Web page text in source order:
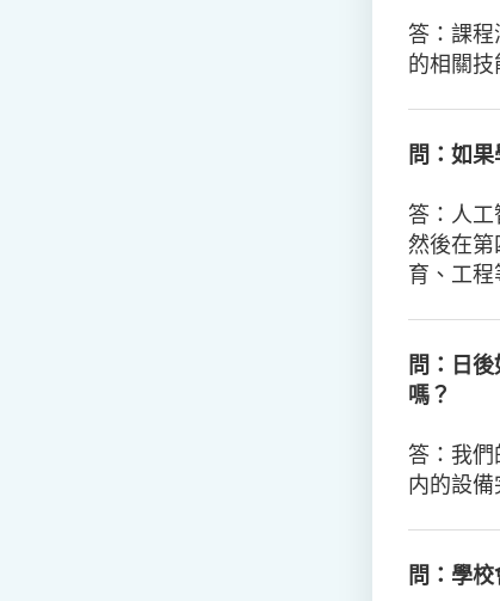
答： 課程
的相關技
問：如
答： 人
然後在
育、工程
問：日
嗎？
答： 我
内的設備
問：學